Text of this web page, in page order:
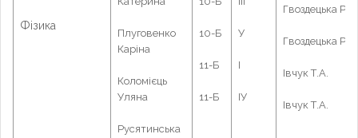
Фізика
Плуговенко
Каріна
Коломієць
Уляна
Русятинська
10-Б
11-Б
11-Б
У
І
ІУ
Гвоздецька Р.А.
Гвоздецька Р.А.
Івчук Т.А.
Івчук Т.А.